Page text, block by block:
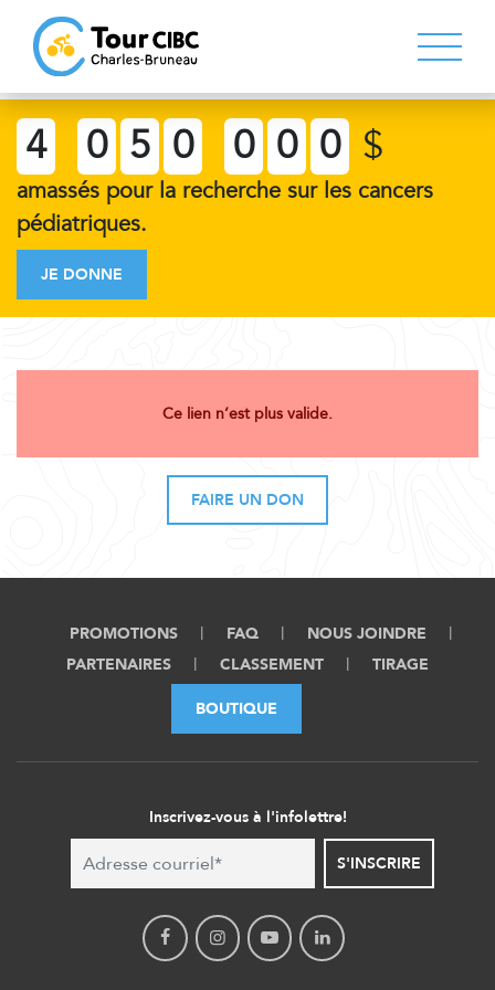
4 0 5 0 0 0 0 $
amassés pour la recherche sur les cancers
pédiatriques.
JE DONNE
Ce lien n’est plus valide.
FAIRE UN DON
PROMOTIONS FAQ
NOUS JOINDRE
PARTENAIRES
CLASSEMENT TIRAGE
BOUTIQUE
Inscrivez-vous à l'infolettre!
S'INSCRIRE